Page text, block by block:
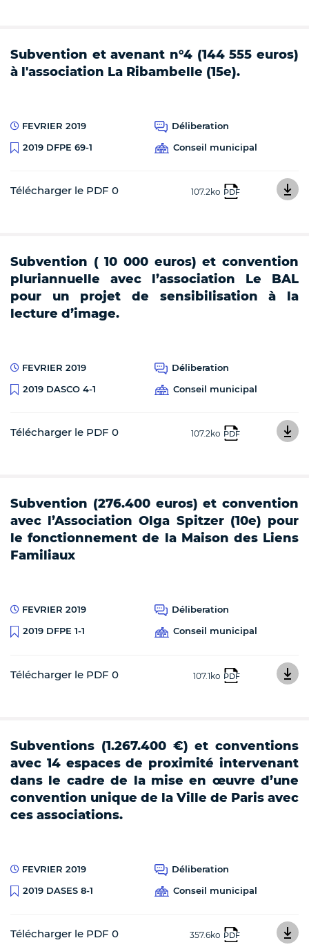
Subvention et avenant n°4 (144 555 euros)
à l'association La Ribambelle (15e).
FEVRIER 2019
Déliberation
2019 DFPE 69-1
Conseil municipal
Télécharger le PDF 0 107.2ko PDF
Subvention ( 10 000 euros) et convention
pluriannuelle avec l’association Le BAL
pour un projet de sensibilisation à la
lecture d’image.
FEVRIER 2019
Déliberation
2019 DASCO 4-1
Conseil municipal
Télécharger le PDF 0 107.2ko PDF
Subvention (276.400 euros) et convention
avec l’Association Olga Spitzer (10e) pour
le fonctionnement de la Maison des Liens
Familiaux
FEVRIER 2019
Déliberation
2019 DFPE 1-1
Conseil municipal
Télécharger le PDF 0 107.1ko PDF
Subventions (1.267.400 €) et conventions
avec 14 espaces de proximité intervenant
dans le cadre de la mise en œuvre d’une
convention unique de la Ville de Paris avec
ces associations.
FEVRIER 2019
Déliberation
2019 DASES 8-1
Conseil municipal
Télécharger le PDF 0 357.6ko PDF